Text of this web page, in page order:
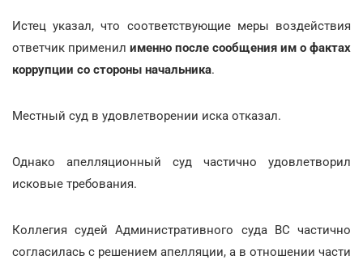
Истец указал, что соответствующие меры воздействия
ответчик применил именно после сообщения им о фактах
коррупции со стороны начальника.
Местный суд в удовлетворении иска отказал.
Однако апелляционный суд частично удовлетворил
исковые требования.
Коллегия судей Административного суда ВС частично
согласилась с решением апелляции, а в отношении части